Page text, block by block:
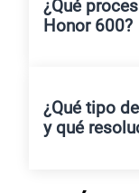
¿Qué
Honor 600?
¿Qué tipo
y qué